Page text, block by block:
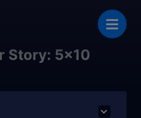
Story: 5x10